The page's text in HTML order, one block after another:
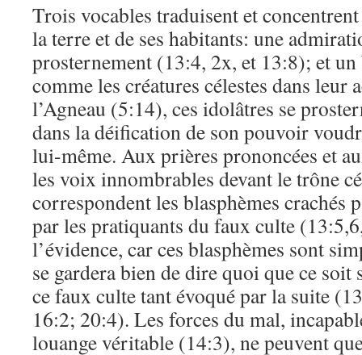
Trois vocables traduisent et
la terre et de ses habitants: une
prosternement (13:4, 2x, et 13:8); et
comme les créatures célestes dans leur
l’Agneau (5:14), ces idolâtres se
dans la déification de son pouvoir
lui-même. Aux prières prononcées et
les voix innombrables devant le trône
correspondent les blasphèmes crachés
par les pratiquants du faux culte
l’évidence, car ces blasphèmes sont
se gardera bien de dire quoi que ce soit
ce faux culte tant évoqué par la suite
16:2; 20:4). Les forces du mal,
louange véritable (14:3), ne peuvent